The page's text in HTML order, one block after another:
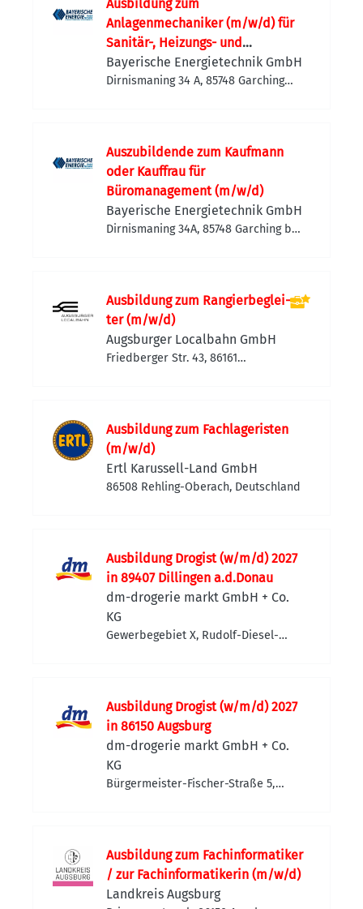
Ausbildung zum
Anlagenmechaniker (m/w/d) für
Sanitär-, Heizungs- und
Klimatechnik
Bayerische Energietechnik GmbH
Dirnismaning 34 A, 85748 Garching
Auszubildende zum Kaufmann
oder Kauffrau für
Büromanagement (m/w/d)
Bayerische Energietechnik GmbH
Dirnismaning 34A, 85748 Garching bei
Aus­bil­dung zum Ran­gier­be­glei­
ter (m/w/d)
Augsburger Localbahn GmbH
Friedberger Str. 43, 86161
Ausbildung zum Fachlageristen
(m/w/d)
Ertl Karussell-Land GmbH
86508 Rehling-Oberach, Deutschland
Ausbildung Drogist (w/m/d) 2027
in 89407 Dillingen a.d.Donau
dm-drogerie markt GmbH + Co.
KG
Gewerbegebiet X, Rudolf-Diesel-
Ausbildung Drogist (w/m/d) 2027
in 86150 Augsburg
dm-drogerie markt GmbH + Co.
KG
Bürgermeister-Fischer-Straße 5,
Ausbildung zum Fachinformatiker
/ zur Fachinformatikerin (m/w/d)
Landkreis Augsburg